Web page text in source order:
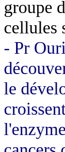
groupe
cellules
- Pr Ouri
le